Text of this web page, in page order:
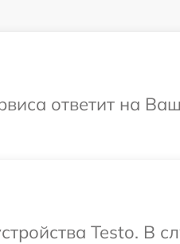
ответит на
Testo. В